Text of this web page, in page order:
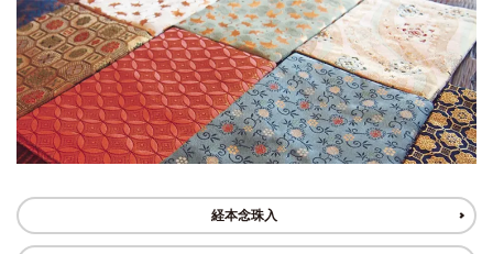
五条袈裟
色衣・裳附
黒衣・直綴
五条袈裟 色衣・裳附
黒衣・直綴 布袍・間衣
白衣・色服 襦袢・裾除け
中啓・扇子 収納
記念品・おつかいも
の
書籍
卓類・常香盤・礼盤 天蓋・瓔珞・吊金具
灯明具・灯明準備用
品
金香炉・花瓶・火立
土香炉・香炉台・香
盒
仏器・供笥・供物
経本念珠入